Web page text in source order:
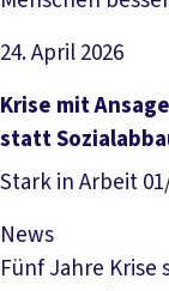
24. April 2026
Artikel lesen
Krise mit
statt
Stark in Arbeit
News
Fünf Jahre